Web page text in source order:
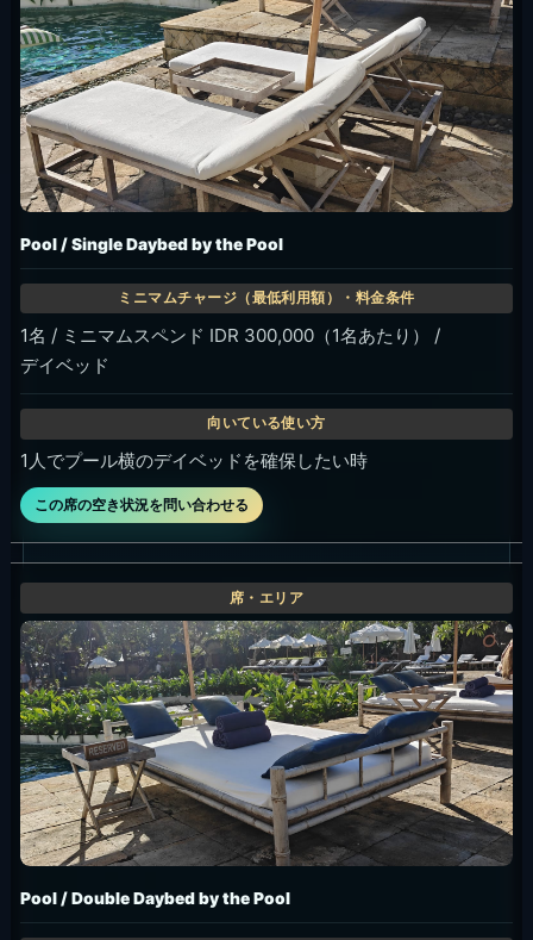
Pool / Single Daybed by the Pool
1名 / ミニマムスペンド IDR 300,000（1名あたり） /
デイベッド
1人でプール横のデイベッドを確保したい時
この席の空き状況を問い合わせる
Pool / Double Daybed by the Pool